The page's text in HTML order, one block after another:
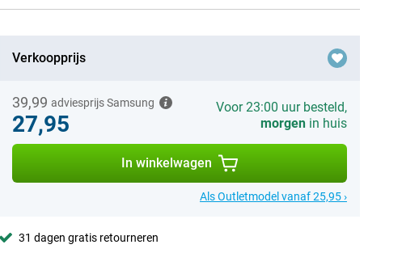
Verkoopprijs
39,99 adviesprijs Samsung
27,95
Voor 23:00 uur besteld,
morgenin huis
In winkelwagen
Als Outletmodel vanaf 25,95 ›
31 dagen gratis retourneren